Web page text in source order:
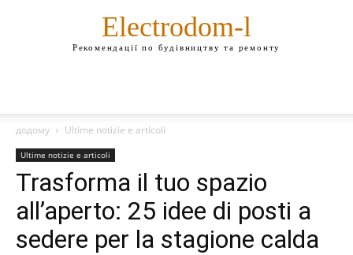
Electrodom-l
Рекомендації по будівництву та ремонту
додому Ultime notizie e articoli
Ultime notizie e articoli
Trasforma il tuo spazio
all’aperto: 25 idee di posti a
sedere per la stagione calda